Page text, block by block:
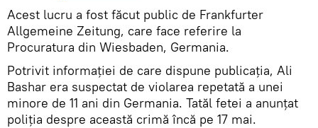
Acest lucru a fost făcut public de Frankfurter
Allgemeine Zeitung, care face referire la
Procuratura din Wiesbaden, Germania.
Potrivit informaţiei de care dispune publicaţia, Ali
Bashar era suspectat de violarea repetată a unei
minore de 11 ani din Germania. Tatăl fetei a anunţat
poliţia despre această crimă încă pe 17 mai.